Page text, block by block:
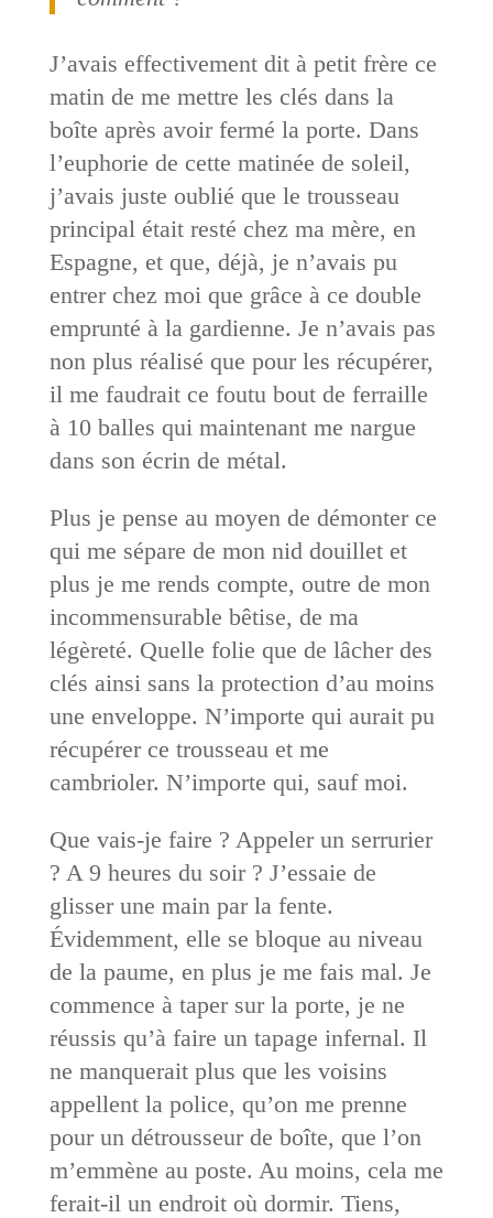
J’avais effectivement dit à petit frère ce
matin de me mettre les clés dans la
boîte après avoir fermé la porte. Dans
l’euphorie de cette matinée de soleil,
j’avais juste oublié que le trousseau
principal était resté chez ma mère, en
Espagne, et que, déjà, je n’avais pu
entrer chez moi que grâce à ce double
emprunté à la gardienne. Je n’avais pas
non plus réalisé que pour les récupérer,
il me faudrait ce foutu bout de ferraille
à 10 balles qui maintenant me nargue
dans son écrin de métal.
Plus je pense au moyen de démonter ce
qui me sépare de mon nid douillet et
plus je me rends compte, outre de mon
incommensurable bêtise, de ma
légèreté. Quelle folie que de lâcher des
clés ainsi sans la protection d’au moins
une enveloppe. N’importe qui aurait pu
récupérer ce trousseau et me
cambrioler. N’importe qui, sauf moi.
Que vais-je faire ? Appeler un serrurier
? A 9 heures du soir ? J’essaie de
glisser une main par la fente.
Évidemment, elle se bloque au niveau
de la paume, en plus je me fais mal. Je
commence à taper sur la porte, je ne
réussis qu’à faire un tapage infernal. Il
ne manquerait plus que les voisins
appellent la police, qu’on me prenne
pour un détrousseur de boîte, que l’on
m’emmène au poste. Au moins, cela me
ferait-il un endroit où dormir. Tiens,